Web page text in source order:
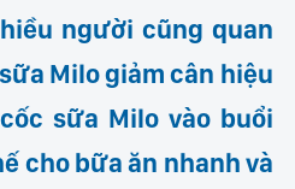
người cũng quan
Milo giảm cân hiệu
sữa Milo vào buổi
cho bữa ăn nhanh và